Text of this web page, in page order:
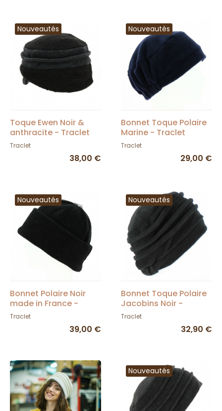
Nouveautés
Toque Ewen Noir &
anthracite - Traclet
Traclet
38,00 €
Nouveautés
Bonnet Toque Polaire
Marine - Traclet
Traclet
29,00 €
Nouveautés
Bonnet Polaire Noir
made in France -
Traclet
Traclet
39,00 €
Nouveautés
Bonnet Toque Polaire
Jacobins Noir -
TRACLET
Traclet
32,90 €
Nouveautés